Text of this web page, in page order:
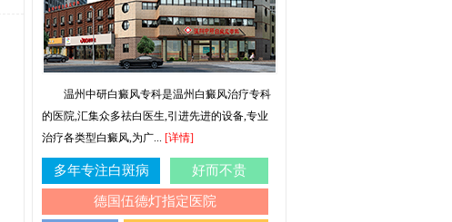
温州中研白癜风专科是温州白癜风治疗专科
的医院,汇集众多祛白医生,引进先进的设备,专业
治疗各类型白癜风,为广... [详情]
多年专注白斑病 好而不贵
德国伍德灯指定医院